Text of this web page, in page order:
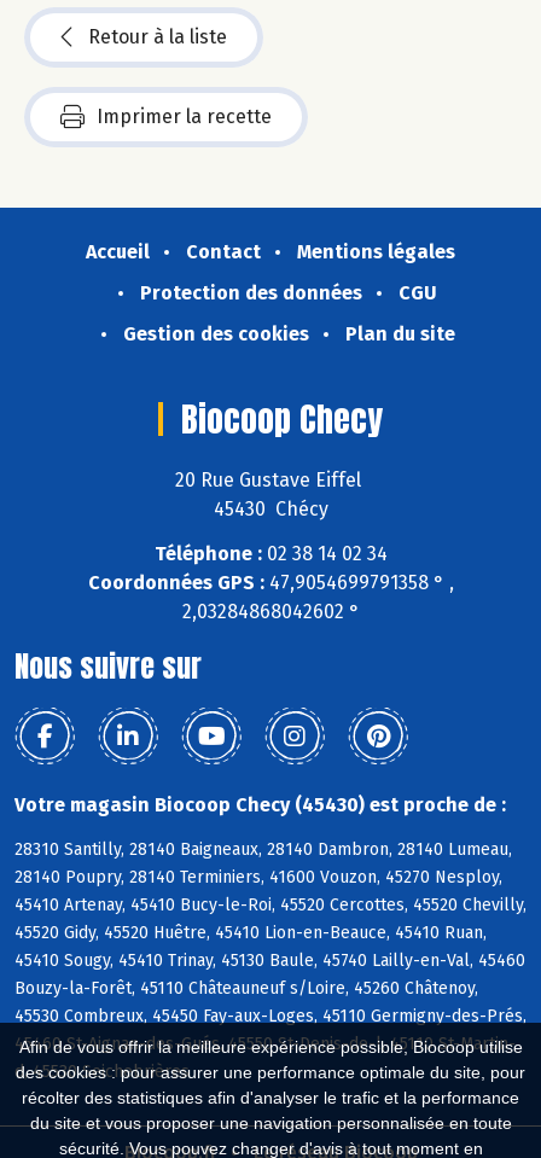
Afin de vous offrir la meilleure expérience possible, Biocoop utilise
des cookies : pour assurer une performance optimale du site, pour
récolter des statistiques afin d'analyser le trafic et la performance
du site et vous proposer une navigation personnalisée en toute
sécurité. Vous pouvez changer d'avis à tout moment en
Retour à la liste
Imprimer la recette
Accueil Contact
Mentions légales
Protection des données
CGU
Gestion des cookies
Plan du site
Biocoop Checy
20 Rue Gustave Eiffel
45430 Chécy
Téléphone :02 38 14 02 34
Coordonnées GPS :47,9054699791358 ° ,
2,03284868042602 °
Nous suivre sur
Votre magasin Biocoop Checy (45430) est proche de :
28310 Santilly, 28140 Baigneaux, 28140 Dambron, 28140 Lumeau,
28140 Poupry, 28140 Terminiers, 41600 Vouzon, 45270 Nesploy,
45410 Artenay, 45410 Bucy-le-Roi, 45520 Cercottes, 45520 Chevilly,
45520 Gidy, 45520 Huêtre, 45410 Lion-en-Beauce, 45410 Ruan,
45410 Sougy, 45410 Trinay, 45130 Baule, 45740 Lailly-en-Val, 45460
Bouzy-la-Forêt, 45110 Châteauneuf s/Loire, 45260 Châtenoy,
45530 Combreux, 45450 Fay-aux-Loges, 45110 Germigny-des-Prés,
45460 St-Aignan-des-Gués, 45550 St-Denis-de-l, 45110 St-Martin-
d, 45530 Seichebrières
Biocoop.fr Le réseau Biocoop